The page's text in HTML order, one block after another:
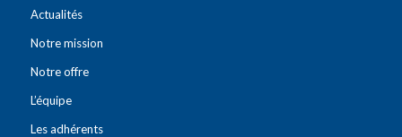
Actualités
Notre mission
Notre offre
L’équipe
Les adhérents